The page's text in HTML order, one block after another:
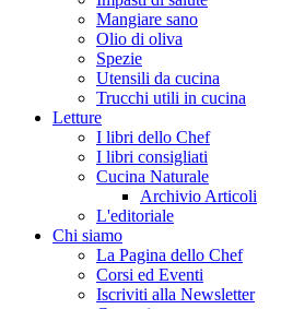
Mangiare sano
Olio di oliva
Spezie
Utensili da cucina
Trucchi utili in cucina
Letture
I libri dello Chef
I libri consigliati
Cucina Naturale
Archivio Articoli
L'editoriale
Chi siamo
La Pagina dello Chef
Corsi ed Eventi
Iscriviti alla Newsletter